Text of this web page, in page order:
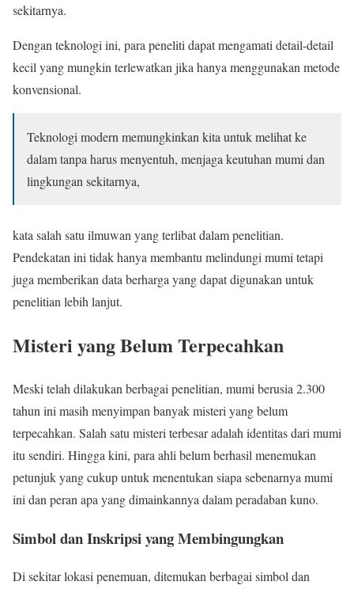
sekitarnya.
Dengan teknologi ini, para peneliti dapat mengamati detail-detail
kecil yang mungkin terlewatkan jika hanya menggunakan metode
konvensional.
Teknologi modern memungkinkan kita untuk melihat ke
dalam tanpa harus menyentuh, menjaga keutuhan mumi dan
lingkungan sekitarnya,
kata salah satu ilmuwan yang terlibat dalam penelitian.
Pendekatan ini tidak hanya membantu melindungi mumi tetapi
juga memberikan data berharga yang dapat digunakan untuk
penelitian lebih lanjut.
Misteri yang Belum Terpecahkan
Meski telah dilakukan berbagai penelitian, mumi berusia 2.300
tahun ini masih menyimpan banyak misteri yang belum
terpecahkan. Salah satu misteri terbesar adalah identitas dari mumi
itu sendiri. Hingga kini, para ahli belum berhasil menemukan
petunjuk yang cukup untuk menentukan siapa sebenarnya mumi
ini dan peran apa yang dimainkannya dalam peradaban kuno.
Simbol dan Inskripsi yang Membingungkan
Di sekitar lokasi penemuan, ditemukan berbagai simbol dan